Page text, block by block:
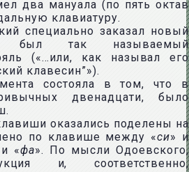
два мануала (по пять октав
клавиатуру.
специально заказал новый
был так называемый
(«…или, как называл его
клавесин”»).
состояла в том, что в
двенадцати, было
оказались поделены на
по клавише между «си» и
«фа». По мысли Одоевского,
и, соответственно,